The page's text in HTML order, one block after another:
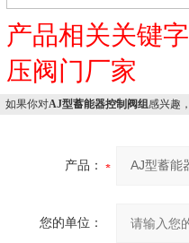
产品相关关键
压阀门厂家
如果你对AJ型蓄能器控制阀组感兴趣
产品：
您的单位：